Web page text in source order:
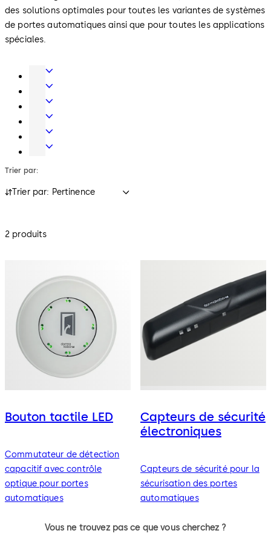
des solutions optimales pour toutes les variantes de systèmes
de portes automatiques ainsi que pour toutes les applications
spéciales.
Technique
porte
Portes
automatiques
obstacles
physiques
Serrures
mécaniques
Contrôle
d’accès
des
temps
Systèmes
pour
Serrures
fort
Trier par:
Trier par: Pertinence
2 produits
Bouton tactile LED
Commutateur de détection
capacitif avec contrôle
optique pour portes
automatiques
Capteurs de sécurité
électroniques
Capteurs de sécurité pour la
sécurisation des portes
automatiques
Vous ne trouvez pas ce que vous cherchez ?